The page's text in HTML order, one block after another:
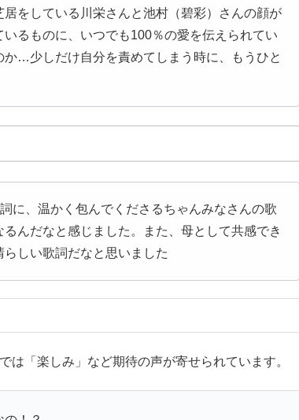
をしている川栄さんと池村（碧彩）さんの顔が
るものに、いつでも100％の愛を伝えられてい
…少しだけ自分を責めてしまう時に、もうひと
に、温かく包んでくださるちゃんみなさんの歌
んだなと感じました。また、母として共感でき
しい歌詞だなと思いました
「楽しみ」など期待の声が寄せられています。